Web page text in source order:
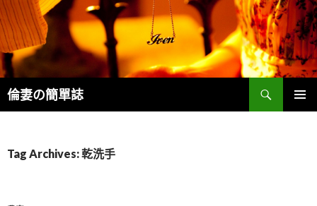
倫妻の簡單誌
Search
Tag Archives: 乾洗手